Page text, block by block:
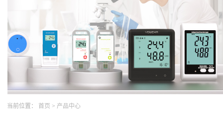
当前位置： 首页 > 产品中心